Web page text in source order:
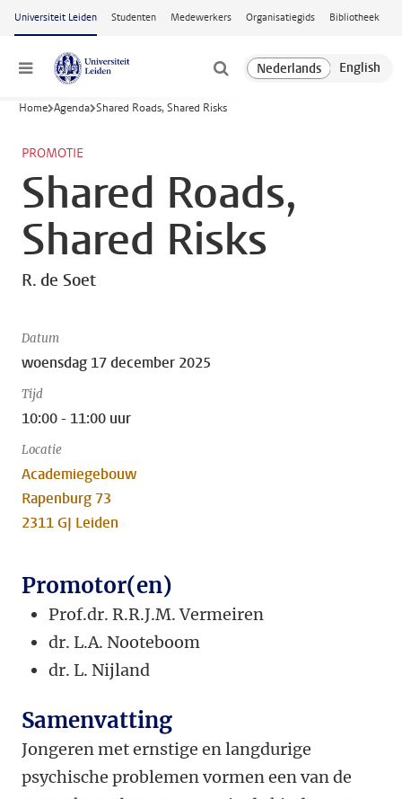
Ga naar hoofdinhoud
Universiteit Leiden Studenten Medewerkers Organisatiegids Bibliotheek
Menu
Home Agenda Shared Roads, Shared Risks
PROMOTIE
Shared Roads,
Shared Risks
R. de Soet
Datum
woensdag 17 december 2025
Tijd
10:00 - 11:00 uur
Locatie
Academiegebouw
Rapenburg 73
2311 GJ Leiden
Promotor(en)
Prof.dr. R.R.J.M. Vermeiren
dr. L.A. Nooteboom
dr. L. Nijland
Samenvatting
Jongeren met ernstige en langdurige
psychische problemen vormen een van de